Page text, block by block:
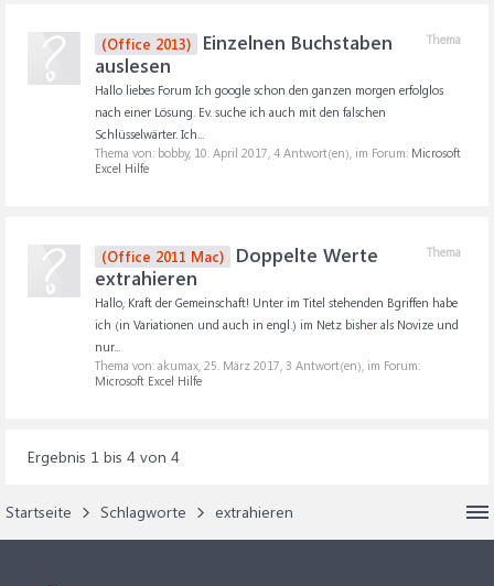
Thema
(Office 2013)
Einzelnen Buchstaben
auslesen
Hallo liebes Forum Ich google schon den ganzen morgen erfolglos
nach einer Lösung. Ev. suche ich auch mit den falschen
Schlüsselwärter. Ich...
Thema von: bobby, 10. April 2017, 4 Antwort(en), im Forum: Microsoft
Excel Hilfe
Thema
(Office 2011 Mac)
Doppelte Werte
extrahieren
Hallo, Kraft der Gemeinschaft! Unter im Titel stehenden Bgriffen habe
ich (in Variationen und auch in engl.) im Netz bisher als Novize und
nur...
Thema von: akumax, 25. März 2017, 3 Antwort(en), im Forum:
Microsoft Excel Hilfe
Ergebnis 1 bis 4 von 4
Startseite Schlagworte extrahieren